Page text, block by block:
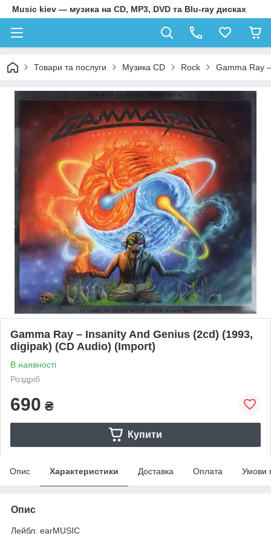
Music kiev — музика на CD, MP3, DVD та Blu-ray дисках
Товари та послуги Музика CD Rock Gamma Ray
Gamma Ray – Insanity And Genius (2cd) (1993,
digipak) (CD Audio) (Import)
В наявності
Роздріб
690 ₴
Купити
Опис Характеристики Доставка Оплата Умови
Опис
Лейбл: earMUSIC